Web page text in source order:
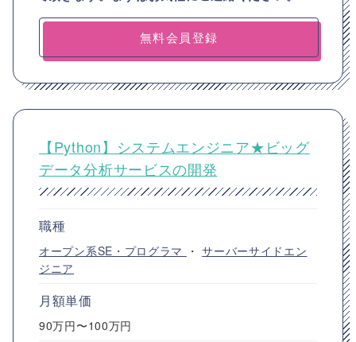
無料会員登録
【Python】システムエンジニア★ビッグ
データ分析サービスの開発
職種
オープン系SE・プログラマ ・サーバーサイドエン
ジニア
月額単価
90万円〜100万円